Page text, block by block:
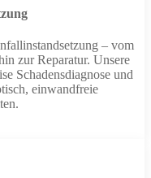
– vom
zur Reparatur. Unsere
Schadensdiagnose und
einwandfreie